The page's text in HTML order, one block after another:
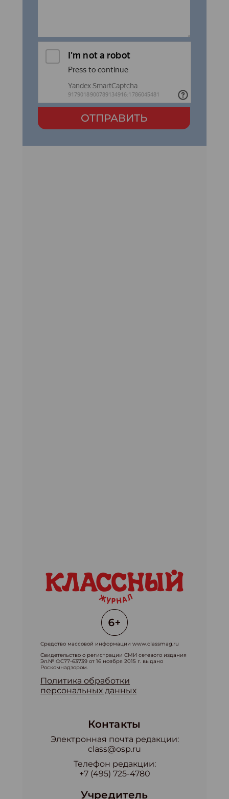
ОТПРАВИТЬ
Средство массовой информации www.classmag.ru
Свидетельство о регистрации СМИ сетевого издания
Эл.№ ФС77-63739 от 16 ноября 2015 г. выдано
Роскомнадзором.
Политика обработки
персональных данных
Контакты
Электронная почта редакции:
class@osp.ru
Телефон редакции:
+7 (495) 725-4780
Учредитель